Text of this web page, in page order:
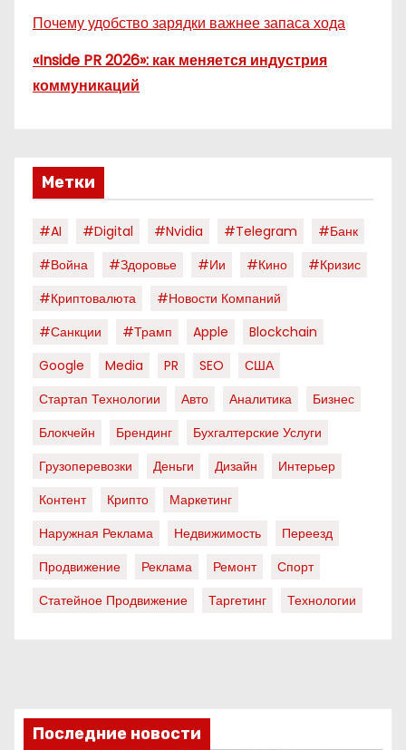
Почему удобство зарядки важнее запаса хода
«Inside PR 2026»: как меняется индустрия
коммуникаций
Метки
#AI #digital #nvidia #telegram
#банк
#война
#здоровье #ии #кино
#кризис
#криптовалюта
#новости Компаний
#санкции
#трамп Apple
Blockchain
Google
Media PR SEO
США
Стартап Технологии
Авто Аналитика
Бизнес
Блокчейн
Брендинг
Бухгалтерские Услуги
Грузоперевозки
Деньги Дизайн
Интерьер
Контент
Крипто
Маркетинг
Наружная Реклама
Недвижимость
Переезд
Продвижение
Реклама Ремонт
Спорт
Статейное Продвижение
Таргетинг Технологии
Последние новости